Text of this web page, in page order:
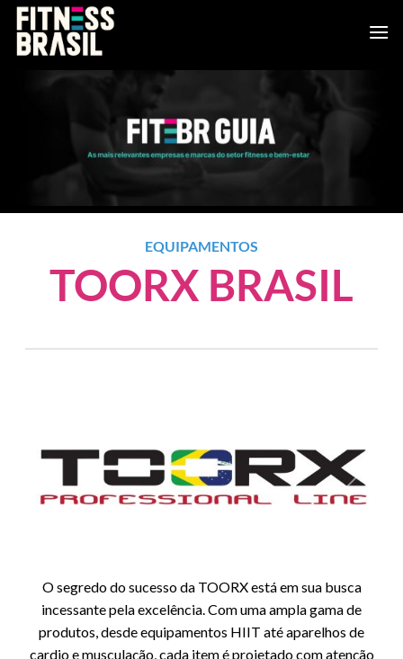
Skip
content
EQUIPAMENTOS
TOORX BRASIL
Anterior Próximo
O segredo do sucesso da TOORX está em sua busca
incessante pela excelência. Com uma ampla gama de
produtos, desde equipamentos HIIT até aparelhos de
cardio e musculação, cada item é projetado com atenção